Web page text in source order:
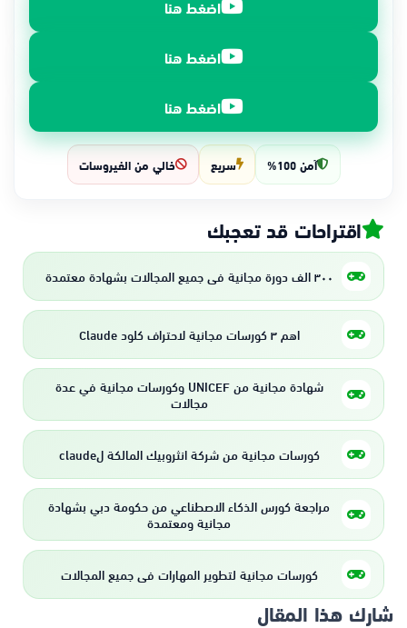
اضغط هنا
اضغط هنا
اضغط هنا
آمن 100% سريع خالي من الفيروسات
اقتراحات قد تعجبك
٣٠٠ الف دورة مجانية في جميع المجالات بشهادة معتمدة
اهم ٣ كورسات مجانية لاحتراف كلود Claude
شهادة مجانية من UNICEF وكورسات مجانية في عدة
مجالات
كورسات مجانية من شركة انثروبيك المالكة لclaude
مراجعة كورس الذكاء الاصطناعي من حكومة دبي بشهادة
مجانية ومعتمدة
كورسات مجانية لتطوير المهارات في جميع المجالات
شارك هذا المقال